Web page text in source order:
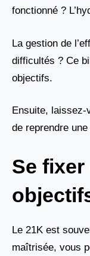
fonctionné ?
La gestion de
difficultés ? Ce
objectifs.
Ensuite,
de reprendre
Se
Le 21K est
maîtrisée, vous